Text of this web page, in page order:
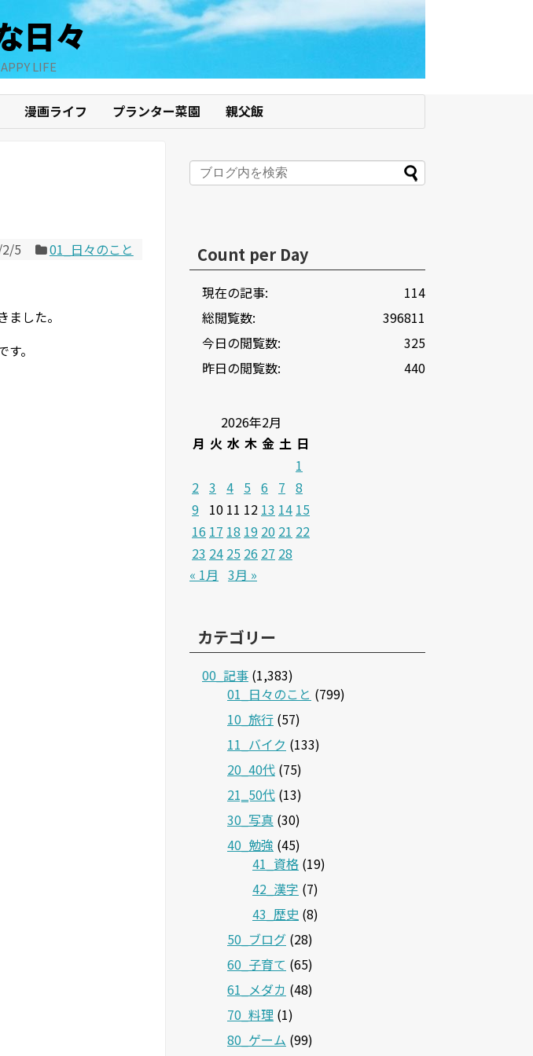
日々
LIFE
漫画ライフ プランター菜園 親父飯
5
01_日々のこと
した。
。
Count per Day
114
現在の記事:
396811
総閲覧数:
325
今日の閲覧数:
440
昨日の閲覧数:
2026年2月
月 火 水 木 金 土 日
1
2 3 4 5 6 7 8
9 10 11 12 13 14 15
16 17 18 19 20 21 22
23 24 25 26 27 28
« 1月 3月 »
カテゴリー
00_記事 (1,383)
01_日々のこと (799)
10_旅行 (57)
11_バイク (133)
20_40代 (75)
21‗50代 (13)
30_写真 (30)
40_勉強 (45)
41_資格 (19)
42_漢字 (7)
43_歴史 (8)
50_ブログ (28)
60_子育て (65)
61_メダカ (48)
70_料理 (1)
80_ゲーム (99)